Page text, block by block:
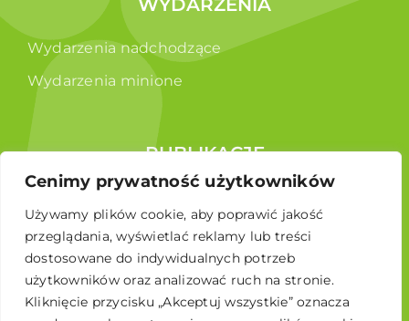
Cenimy prywatność użytkowników
Używamy plików cookie, aby poprawić jakość
przeglądania, wyświetlać reklamy lub treści
dostosowane do indywidualnych potrzeb
użytkowników oraz analizować ruch na stronie.
Kliknięcie przycisku „Akceptuj wszystkie” oznacza
Wydarzenia nadchodzące
Wydarzenia minione
PUBLIKACJE
Raporty
Broszura edukacyjna